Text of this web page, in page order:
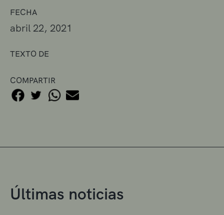
FECHA
abril 22, 2021
TEXTO DE
COMPARTIR
Últimas noticias